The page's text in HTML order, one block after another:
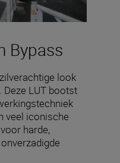
Bypass
look
LUT bootst
veel iconische
harde,